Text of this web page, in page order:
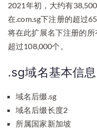
2021年初，大约有
在.com.sg下注册的超过
将在此扩展名下注册的
超过108,000个。
.sg域名基本信息
域名后缀.sg
域名后缀长度2
所属国家新加坡